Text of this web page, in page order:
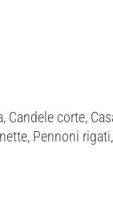
Candele corte,
Pennoni